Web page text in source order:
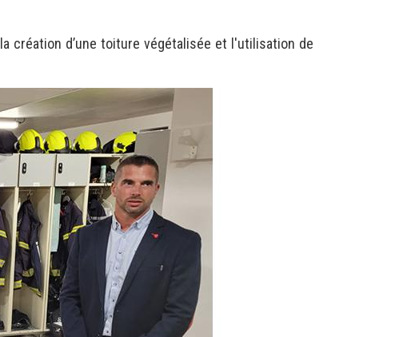
création d’une toiture végétalisée et l'utilisation de